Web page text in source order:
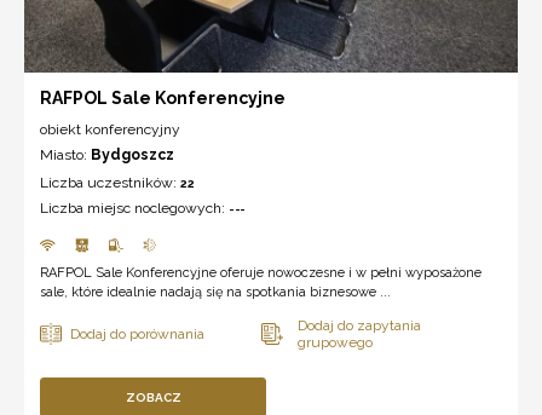
RAFPOL Sale Konferencyjne
obiekt konferencyjny
Miasto: Bydgoszcz
Liczba uczestników: 22
Liczba miejsc noclegowych: ---
RAFPOL Sale Konferencyjne oferuje nowoczesne i w pełni wyposażone
sale, które idealnie nadają się na spotkania biznesowe ...
ZOBACZ